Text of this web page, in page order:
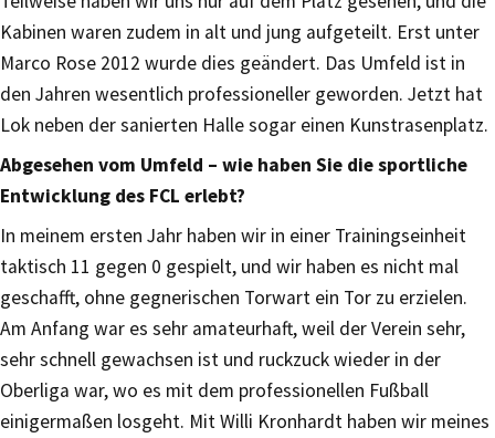
Kabinen waren zudem in alt und jung aufgeteilt. Erst unter
Marco Rose 2012 wurde dies geändert. Das Umfeld ist in
den Jahren wesentlich professioneller geworden. Jetzt hat
Lok neben der sanierten Halle sogar einen Kunstrasenplatz.
Abgesehen vom Umfeld – wie haben Sie die sportliche
Entwicklung des FCL erlebt?
In meinem ersten Jahr haben wir in einer Trainingseinheit
taktisch 11 gegen 0 gespielt, und wir haben es nicht mal
geschafft, ohne gegnerischen Torwart ein Tor zu erzielen.
Am Anfang war es sehr amateurhaft, weil der Verein sehr,
sehr schnell gewachsen ist und ruckzuck wieder in der
Oberliga war, wo es mit dem professionellen Fußball
einigermaßen losgeht. Mit Willi Kronhardt haben wir meines